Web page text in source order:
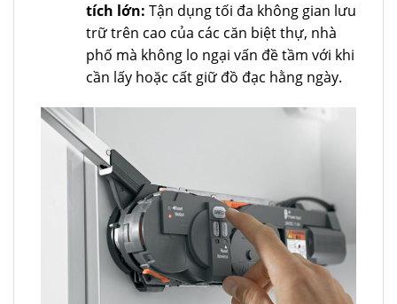
tích lớn: Tận dụng tối đa không gian lưu
trữ trên cao của các căn biệt thự, nhà
phố mà không lo ngại vấn đề tầm với khi
cần lấy hoặc cất giữ đồ đạc hằng ngày.